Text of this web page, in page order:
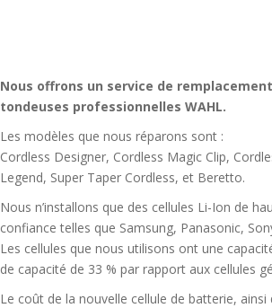
Nous offrons un service de
tondeuses professionnelles WAHL.
Les modèles que nous réparons sont :
Cordless Designer, Cordless Magic Clip,
Legend, Super Taper Cordless, et Beretto.
Nous n’installons que des cellules Li-Ion de
confiance telles que Samsung, Panasonic,
Les cellules que nous utilisons ont une
de capacité de 33 % par rapport aux cellules
Le coût de la nouvelle cellule de batterie,